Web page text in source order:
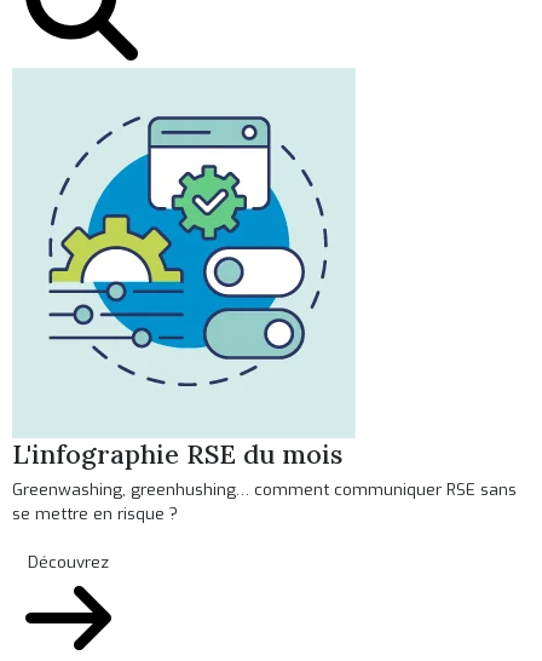
L'infographie RSE du mois
Greenwashing, greenhushing… comment communiquer RSE sans
se mettre en risque ?
Découvrez